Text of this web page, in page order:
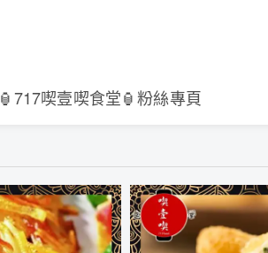
🏮717喫壹喫食堂🏮粉絲專頁